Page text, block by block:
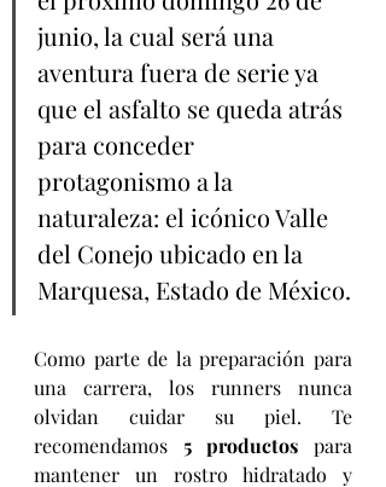
junio, la cual será una
aventura fuera de serie ya
que el asfalto se queda atrás
para conceder
protagonismo a la
naturaleza: el icónico Valle
del Conejo ubicado en la
Marquesa, Estado de México.
Como parte de la preparación para
una carrera, los runners nunca
olvidan cuidar su piel. Te
recomendamos 5 productos para
mantener un rostro hidratado y